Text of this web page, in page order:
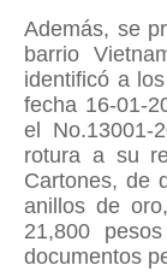
Además, se
barrio
identificó a
fecha 16-01-
el No.13001-
rotura a su
Cartones, de
anillos de
21,800
documentos